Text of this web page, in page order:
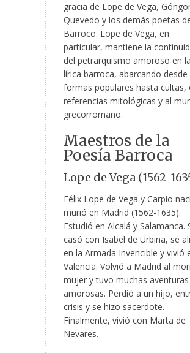
gracia de Lope de Vega,
Quevedo y los demás poetas
Barroco. Lope de Vega, en
particular, mantiene la
del petrarquismo amoroso en la
lírica barroca, abarcando desde
formas populares hasta cultas,
referencias mitológicas y al
grecorromano.
Maestros de la
Poesía Barroca
Lope de Vega (1562-
Félix Lope de Vega y Carpio
murió en Madrid (1562-1635).
Estudió en Alcalá y Salamanca.
casó con Isabel de Urbina, se
en la Armada Invencible y vivió
Valencia. Volvió a Madrid al
mujer y tuvo muchas aventuras
amorosas. Perdió a un hijo,
crisis y se hizo sacerdote.
Finalmente, vivió con Marta de
Nevares.